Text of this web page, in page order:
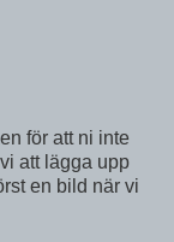
för att ni inte
att lägga upp
en bild när vi